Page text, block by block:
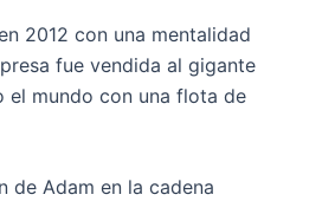
2012 con una mentalidad
fue vendida al gigante
el mundo con una flota de
de Adam en la cadena